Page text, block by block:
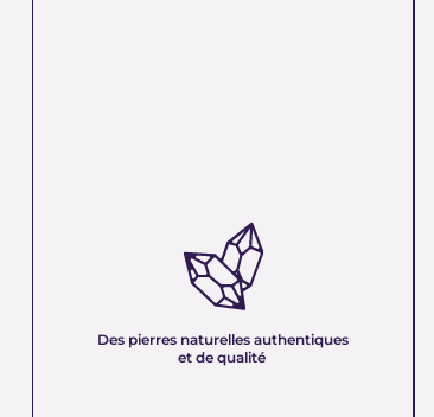
Des pierres naturelles authentiques
et de qualité
AUTHENTIQUES ET DE QUALITÉ :
Nous sélectionnons rigoureusement nos
minéraux pour vous offrir des pierres 100 %
pure. Chaque cristal est choisi pour sa beauté, sa
vibration et son authenticité afin de vous garantir